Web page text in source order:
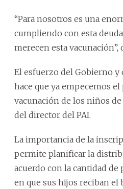
“Para nosotros es una
cumpliendo con esta
merecen esta vacunación”,
El esfuerzo del Gobierno
hace que ya empecemos
vacunación de los niños de
del director del PAI.
La importancia de la
permite planificar la
acuerdo con la cantidad de
en que sus hijos reciban el